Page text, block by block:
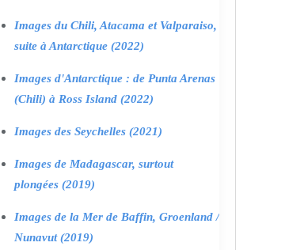
Images du Chili, Atacama et Valparaiso,
suite à Antarctique (2022)
Images d'Antarctique : de Punta Arenas
(Chili) à Ross Island (2022)
Images des Seychelles (2021)
Images de Madagascar, surtout
plongées (2019)
Images de la Mer de Baffin, Groenland /
Nunavut (2019)